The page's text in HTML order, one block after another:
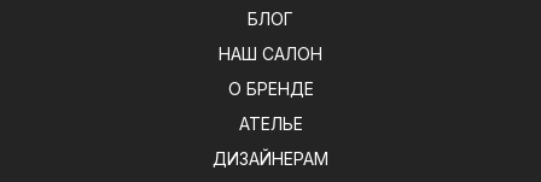
БЛОГ
НАШ САЛОН
О БРЕНДЕ
АТЕЛЬЕ
ДИЗАЙНЕРАМ